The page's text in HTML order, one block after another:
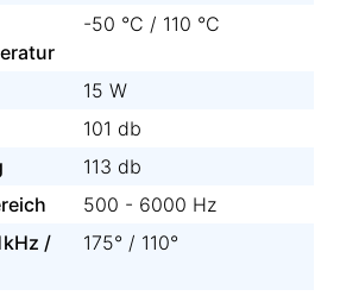
-50 °C / 110 °C
15 W
101 db
113 db
500 - 6000 Hz
/
175° / 110°